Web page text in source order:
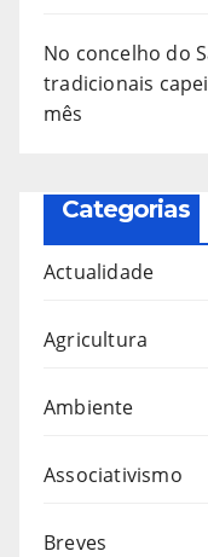
No concelho do
tradicionais
mês
Categorias
Actualidade
Agricultura
Ambiente
Associativismo
Breves